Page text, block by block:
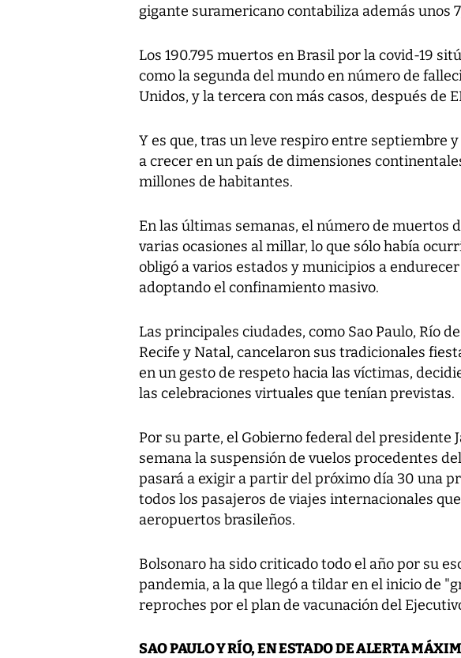
gigante suramericano contabiliza además unos
Los 190.795 muertos en Brasil por la covid-19
como la segunda del mundo en número de
Unidos, y la tercera con más casos, después de
Y es que, tras un leve respiro entre septiembre
a crecer en un país de dimensiones
millones de habitantes.
En las últimas semanas, el número de muertos
varias ocasiones al millar, lo que sólo había
obligó a varios estados y municipios a
adoptando el confinamiento masivo.
Las principales ciudades, como Sao Paulo, Río
Recife y Natal, cancelaron sus tradicionales
en un gesto de respeto hacia las víctimas,
las celebraciones virtuales que tenían previstas.
Por su parte, el Gobierno federal del presidente
semana la suspensión de vuelos procedentes
pasará a exigir a partir del próximo día 30 una
todos los pasajeros de viajes internacionales
aeropuertos brasileños.
Bolsonaro ha sido criticado todo el año por su
pandemia, a la que llegó a tildar en el inicio de
reproches por el plan de vacunación del
SAO PAULO Y RÍO, EN ESTADO DE ALERTA